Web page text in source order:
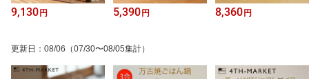
9,130 円 5,390 円 8,360 円
更新日 ： 08/06 （07/30〜08/05集計）